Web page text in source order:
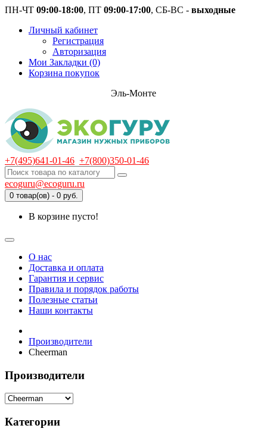
ПН-ЧТ 09:00-18:00, ПТ 09:00-17:00, СБ-ВС - выходные
Личный кабинет
Регистрация
Авторизация
Мои Закладки (0)
Корзина покупок
Эль-Монте
+7(495)641-01-46 +7(800)350-01-46
ecoguru@ecoguru.ru
0 товар(ов) - 0 руб.
В корзине пусто!
О нас
Доставка и оплата
Гарантия и сервис
Правила и порядок работы
Полезные статьи
Наши контакты
Производители
Cheerman
Производители
Категории